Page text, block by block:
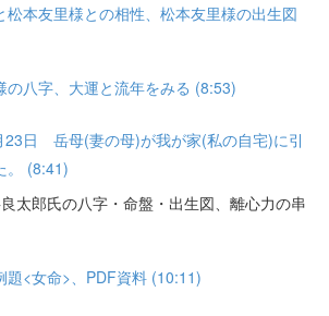
松本友里様との相性、松本友里様の出生図
の八字、大運と流年をみる (8:53)
23日 岳母(妻の母)が我が家(私の自宅)に引
。 (8:41)
良太郎氏の八字・命盤・出生図、離心力の串
題<女命>、PDF資料 (10:11)